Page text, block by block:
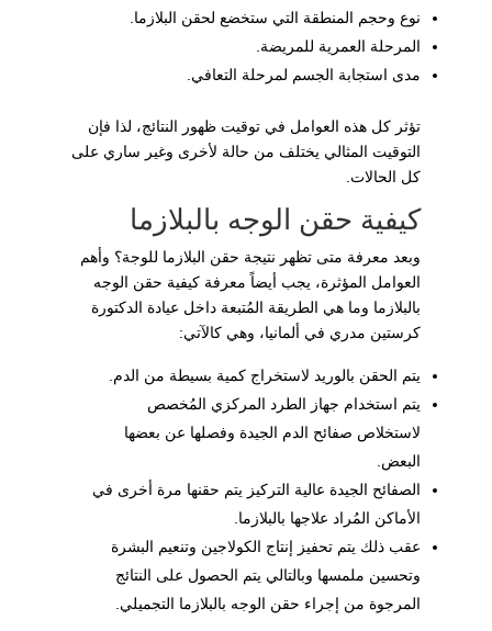
نوع وحجم المنطقة التي ستخضع لحقن البلازما.
المرحلة العمرية للمريضة.
مدى استجابة الجسم لمرحلة التعافي.
تؤثر كل هذه العوامل في توقيت ظهور النتائج، لذا فإن
التوقيت المثالي يختلف من حالة لأخرى وغير ساري على
كل الحالات.
كيفية حقن الوجه بالبلازما
وبعد معرفة متى تظهر نتيجة حقن البلازما للوجة؟ وأهم
العوامل المؤثرة، يجب أيضاً معرفة كيفية حقن الوجه
بالبلازما وما هي الطريقة المُتبعة داخل عيادة الدكتورة
كرستين مدري في ألمانيا، وهي كالآتي:
يتم الحقن بالوريد لاستخراج كمية بسيطة من الدم.
يتم استخدام جهاز الطرد المركزي المُخصص
لاستخلاص صفائح الدم الجيدة وفصلها عن بعضها
البعض.
الصفائح الجيدة عالية التركيز يتم حقنها مرة أخرى في
الأماكن المُراد علاجها بالبلازما.
عقب ذلك يتم تحفيز إنتاج الكولاجين وتنعيم البشرة
وتحسين ملمسها وبالتالي يتم الحصول على النتائج
المرجوة من إجراء حقن الوجه بالبلازما التجميلي.